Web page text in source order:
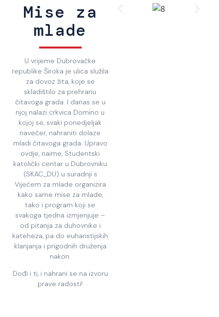
Mise za
mlade
U vrijeme Dubrovačke
republike Široka je ulica služila
za dovoz žita, koje se
skladištilo za prehranu
čitavoga grada. I danas se u
njoj nalazi crkvica Domino u
kojoj se, svaki ponedjeljak
navečer, nahraniti dolaze
mladi čitavoga grada. Upravo
ovdje, naime, Studentski
katolički centar u Dubrovniku
(SKAC_DU) u suradnji s
Vijećem za mlade organizira
kako same mise za mlade,
tako i program koji se
svakoga tjedna izmjenjuje –
od pitanja za duhovnike i
kateheza, pa do euharistijskih
klanjanja i prigodnih druženja
nakon.
Dođi i ti, i nahrani se na izvoru
prave radosti!